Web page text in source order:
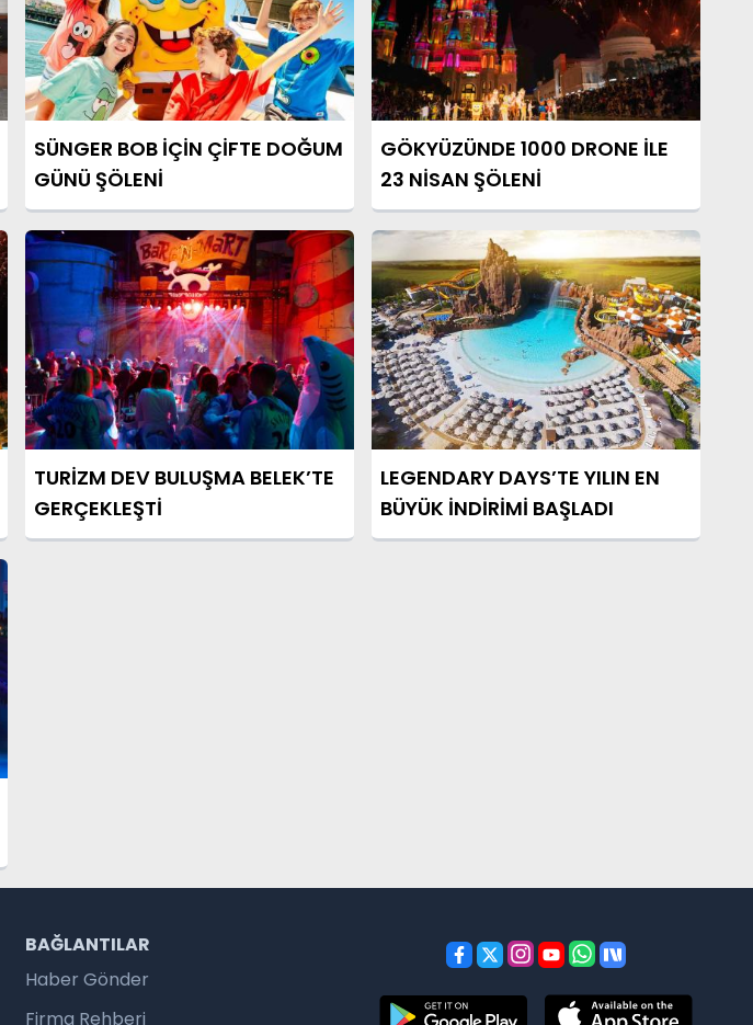
SÜNGER BOB İÇİN ÇİFTE DOĞUM
GÜNÜ ŞÖLENİ
GÖKYÜZÜNDE 1000 DRONE İLE
23 NİSAN ŞÖLENİ
TURİZM DEV BULUŞMA BELEK’TE
GERÇEKLEŞTİ
LEGENDARY DAYS’TE YILIN EN
BÜYÜK İNDİRİMİ BAŞLADI
BAĞLANTILAR
Haber Gönder
Firma Rehberi